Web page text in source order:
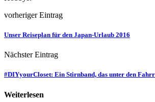
vorheriger Eintrag
Unser Reiseplan für den Japan-Urlaub 2016
Nächster Eintrag
#DIYyourCloset: Ein Stirnband, das unter den
Weiterlesen